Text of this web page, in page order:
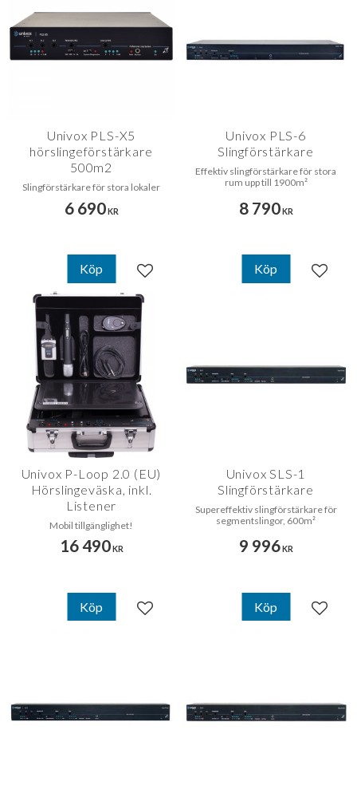
Univox PLS-X5
hörslingeförstärkare
500m2
Slingförstärkare för stora lokaler
6 690KR
Lägg till i favoriter
Köp
Univox PLS-6
Slingförstärkare
Effektiv slingförstärkare för stora
rum upp till 1900m²
8 790KR
Lägg
Köp
Univox P-Loop 2.0 (EU)
Hörslingeväska, inkl.
Listener
Mobil tillgänglighet!
16 490KR
Lägg till i favoriter
Köp
Univox SLS-1
Slingförstärkare
Supereffektiv slingförstärkare för
segmentslingor, 600m²
9 996KR
Lägg
Köp